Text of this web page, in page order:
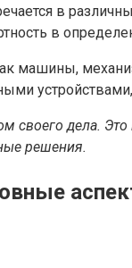
в
в
машины,
дела.
решения.